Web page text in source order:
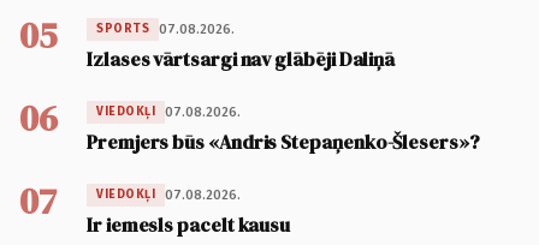
05 SPORTS 07.08.2026.
Izlases vārtsargi nav glābēji Daliņā
06 VIEDOKĻI 07.08.2026.
Premjers būs «Andris Stepaņenko-Šlesers»?
07 VIEDOKĻI 07.08.2026.
Ir iemesls pacelt kausu